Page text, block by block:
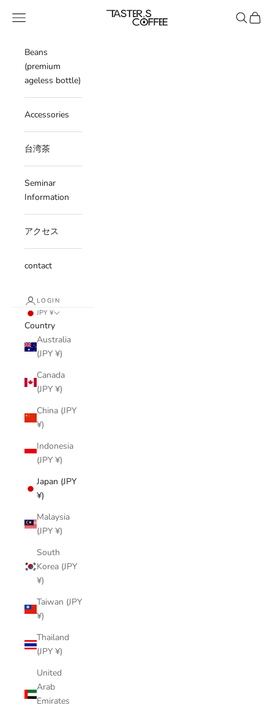
tasterscoffee
Navigation menu Search
Cart
Beans
(premium
ageless bottle)
Accessories
台湾茶
Seminar
Information
アクセス
contact
LOGIN
JPY ¥
Country
Australia
(JPY ¥)
Canada
(JPY ¥)
China (JPY
¥)
Indonesia
(JPY ¥)
Japan (JPY
¥)
Malaysia
(JPY ¥)
South
Korea (JPY
¥)
Taiwan (JPY
¥)
Thailand
(JPY ¥)
United
Arab
Emirates